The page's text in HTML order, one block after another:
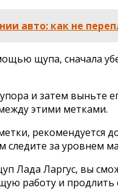
авто: как не
щупа, сначала
упора и затем
этими метками.
рекомендуется
за уровнем
Лада Ларгус, вы
работу и продлить